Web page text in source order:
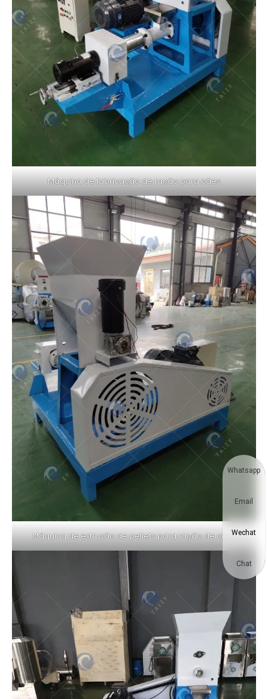
Máquina de fabricação de ração para cães
Máquina de extrusão de pellets para ração de cães
Whatsapp
Email
Wechat
Chat